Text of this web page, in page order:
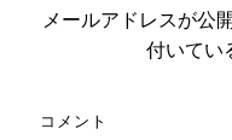
メールアドレスが公
付いてい
コメント